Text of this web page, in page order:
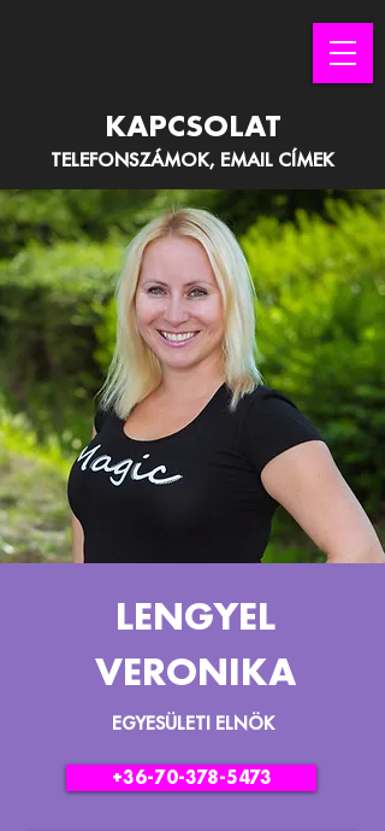
KAPCSOLAT
TELEFONSZÁMOK, EMAIL CÍMEK
LENGYEL
VERONIKA
EGYESÜLETI ELNÖK
+36-70-378-5473